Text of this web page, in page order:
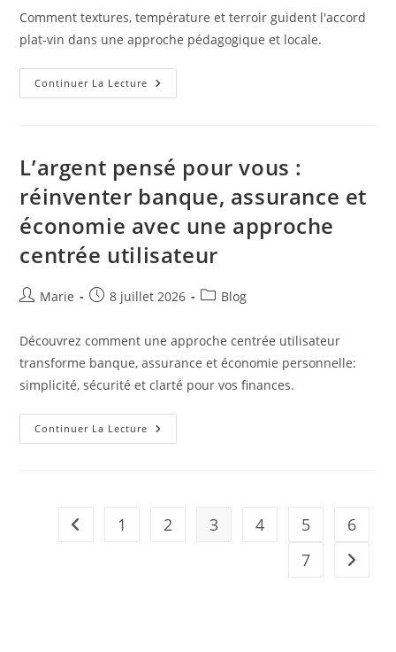
la
publication :
Comment textures, température et terroir guident l'accord
plat-vin dans une approche pédagogique et locale.
Continuer La Lecture Texture,
Technique
Plat-
Vin
La
Gastronomie
Locale
L’argent pensé pour vous :
réinventer banque, assurance et
économie avec une approche
centrée utilisateur
Auteur/autrice
la
publication :
Marie
Publication
8 juillet 2026
PostBlog
Découvrez comment une approche centrée utilisateur
transforme banque, assurance et économie personnelle:
simplicité, sécurité et clarté pour vos finances.
Continuer La Lecture L’argent
Pensé
Assurance
Go to the previous page
1 2 3 4 5
6
7
Aller à